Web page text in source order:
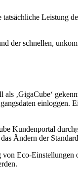
Leistung
der schnellen,
‚GigaCube‘
einloggen.
Kundenportal
Ändern der
Eco-Einstellungen